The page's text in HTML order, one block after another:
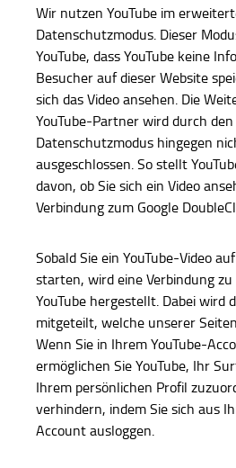
Wir nutzen YouTube im
Datenschutzmodus. Dieser
YouTube, dass YouTube keine
Besucher auf dieser Website
sich das Video ansehen. Die
YouTube-Partner wird durch
Datenschutzmodus hingegen
ausgeschlossen. So stellt
davon, ob Sie sich ein Video
Verbindung zum Google
Sobald Sie ein YouTube-Video
starten, wird eine Verbindung
YouTube hergestellt. Dabei wird
mitgeteilt, welche unserer
Wenn Sie in Ihrem YouTube-
ermöglichen Sie YouTube, Ihr
Ihrem persönlichen Profil
verhindern, indem Sie sich aus
Account ausloggen.